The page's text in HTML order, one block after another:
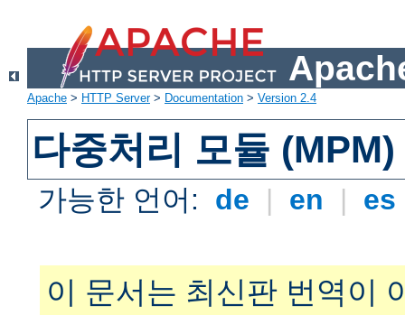
Apache > HTTP Server> Documentation > Version 2.4
다중처리 모듈 (MPM)
가능한 언어: de | en | es
이 문서는 최신판 번역이